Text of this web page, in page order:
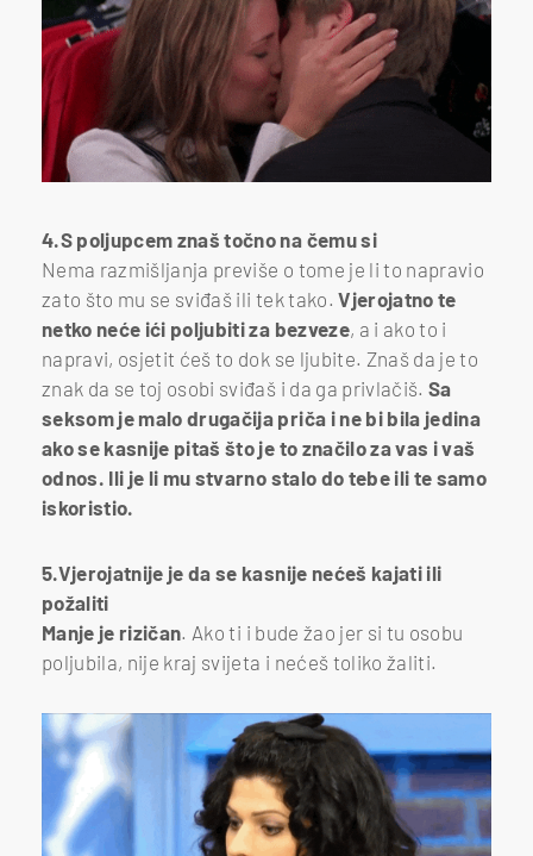
4.S poljupcem znaš točno na čemu si
Nema razmišljanja previše o tome je li to napravio
zato što mu se sviđaš ili tek tako.Vjerojatno te
netko neće ići poljubiti za bezveze, a i ako to i
napravi, osjetit ćeš to dok se ljubite. Znaš da je to
znak da se toj osobi sviđaš i da ga privlačiš. Sa
seksom je malo drugačija priča i ne bi bila jedina
ako se kasnije pitaš što je to značilo za vas i vaš
odnos. Ili je li mu stvarno stalo do tebe ili te samo
iskoristio.
5.Vjerojatnije je da se kasnije nećeš kajati ili
požaliti
Manje je rizičan. Ako ti i bude žao jer si tu osobu
poljubila, nije kraj svijeta i nećeš toliko žaliti.